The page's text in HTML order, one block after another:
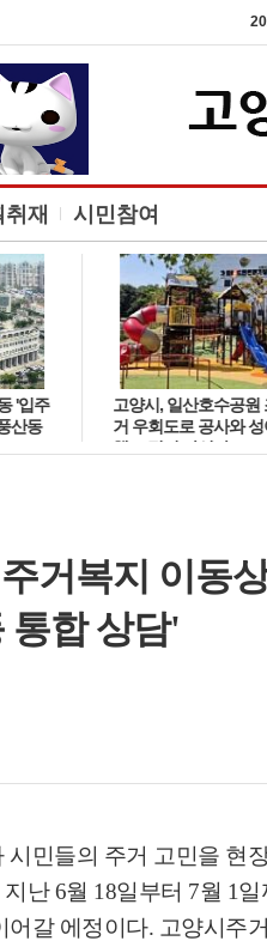
재 시민참여
'입주
산동
고양시, 일산호수공원
거 우회도로 공사와
책로 정비 나선다
거복지 이동
통합 상담'
공유
으로 공유
시민들의 주거 고민을 현
지난6월 18일부터 7월 1일
어갈 에정이다. 고양시주